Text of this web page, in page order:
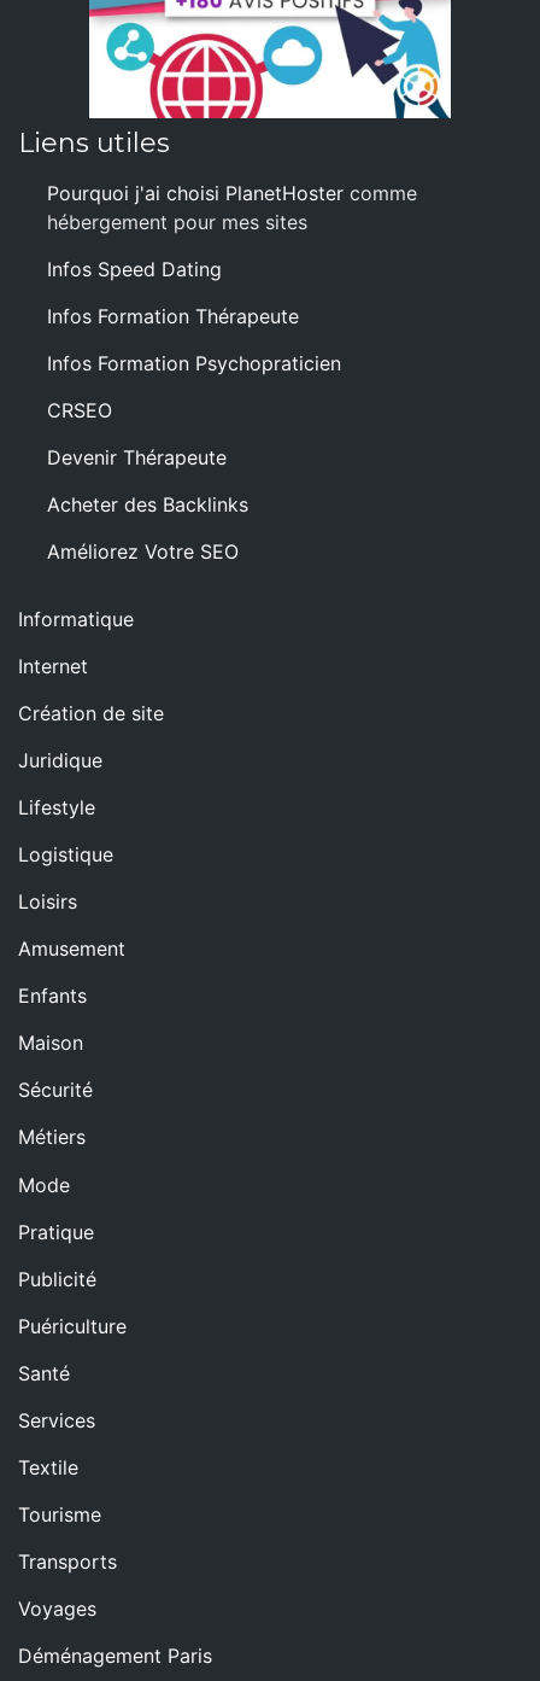
Liens utiles
Pourquoi j'ai choisi PlanetHoster comme
hébergement pour mes sites
Infos Speed Dating
Infos Formation Thérapeute
Infos Formation Psychopraticien
CRSEO
Devenir Thérapeute
Acheter des Backlinks
Améliorez Votre SEO
Informatique
Internet
Création de site
Juridique
Lifestyle
Logistique
Loisirs
Amusement
Enfants
Maison
Sécurité
Métiers
Mode
Pratique
Publicité
Puériculture
Santé
Services
Textile
Tourisme
Transports
Voyages
Déménagement Paris